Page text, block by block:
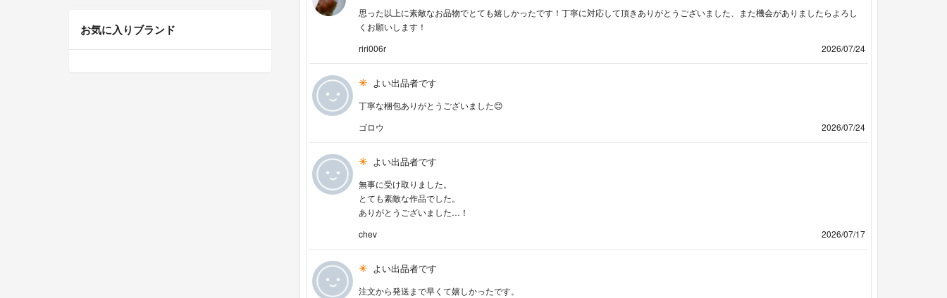
思った以上に素敵なお品物でとても嬉しかったです！丁寧に対応して頂きありがとうございました、また機会がありましたらよろし
くお願いします！
riri006r
2026/07/24
よい出品者です
丁寧な梱包ありがとうございました😊
ゴロウ
2026/07/24
よい出品者です
無事に受け取りました。
とても素敵な作品でした。
ありがとうございました…！
chev
2026/07/17
よい出品者です
注文から発送まで早くて嬉しかったです。
お気に入りブランド